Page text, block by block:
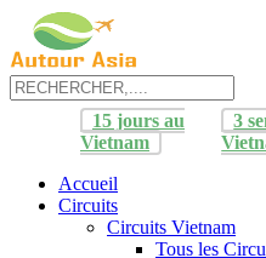
15 jours au
Vietnam
3
Accueil
Circuits
Circuits Vietnam
Tous les